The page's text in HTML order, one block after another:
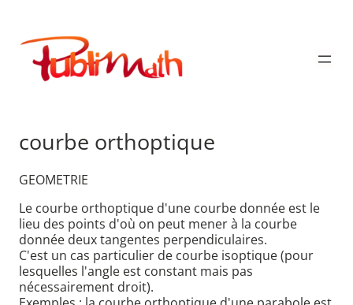
contenu
Publimath
courbe orthoptique
GEOMETRIE
Le courbe orthoptique d'une courbe donnée est le
lieu des points d'où on peut mener à la courbe
donnée deux tangentes perpendiculaires.
C'est un cas particulier de courbe isoptique (pour
lesquelles l'angle est constant mais pas
nécessairement droit).